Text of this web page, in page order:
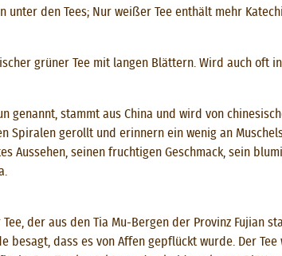
den Tees; Nur weißer Tee enthält mehr
grüner Tee mit langen Blättern. Wird auch oft
genannt, stammt aus China und wird von
Spiralen gerollt und erinnern ein wenig an
Aussehen, seinen fruchtigen Geschmack, sein
der aus den Tia Mu-Bergen der Provinz Fujian
besagt, dass es von Affen gepflückt wurde. Der